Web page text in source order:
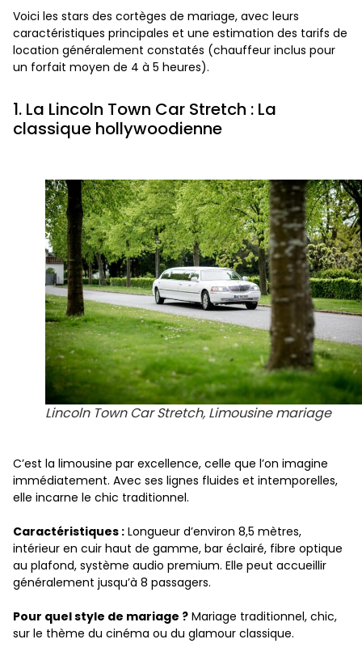
Voici les stars des cortèges de mariage, avec leurs
caractéristiques principales et une estimation des tarifs de
location généralement constatés (chauffeur inclus pour
un forfait moyen de 4 à 5 heures).
1. La Lincoln Town Car Stretch : La
classique hollywoodienne
Lincoln Town Car Stretch, Limousine mariage
C’est la limousine par excellence, celle que l’on imagine
immédiatement. Avec ses lignes fluides et intemporelles,
elle incarne le chic traditionnel.
Caractéristiques : Longueur d’environ 8,5 mètres,
intérieur en cuir haut de gamme, bar éclairé, fibre optique
au plafond, système audio premium. Elle peut accueillir
généralement jusqu’à 8 passagers.
Pour quel style de mariage ? Mariage traditionnel, chic,
sur le thème du cinéma ou du glamour classique.